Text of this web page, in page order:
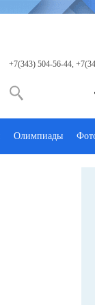
+7(343) 504-56-44,
Олимпиады